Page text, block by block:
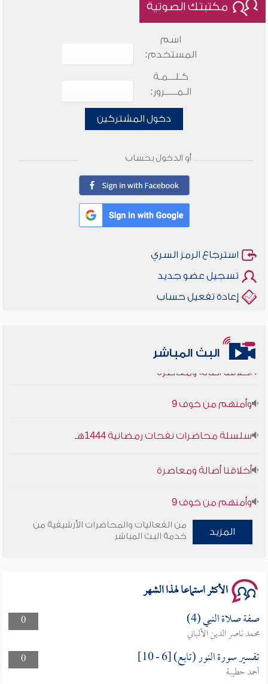
مكتبتك الصوتية
اسم
المستخدم:
كـلـــمـة
الـمـــــرور:
دخول المشتركين
أو الدخول بحساب
استرجاع الرمز السري
تسجيل عضو جديد
إعادة تفعيل حساب
البث المباشر
أخلاقنا أصالة ومعاصرة
المزيد
من الفعاليات والمحاضرات الأرشيفية من
خدمة البث المباشر
الأكثر استماعا لهذا الشهر
0 صفة صلاة النبي (4)
محمد ناصر الدين الألباني
0
تفسير سورة النور (تابع) [6 - 10]
أحمد حطيبة